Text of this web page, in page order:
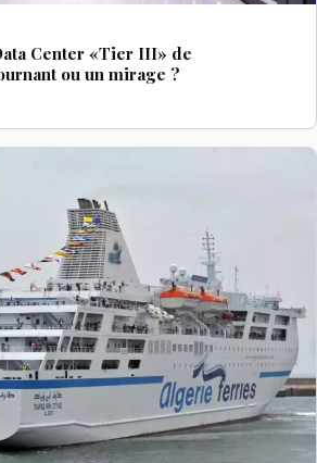
Center «Tier III» de
ou un mirage ?